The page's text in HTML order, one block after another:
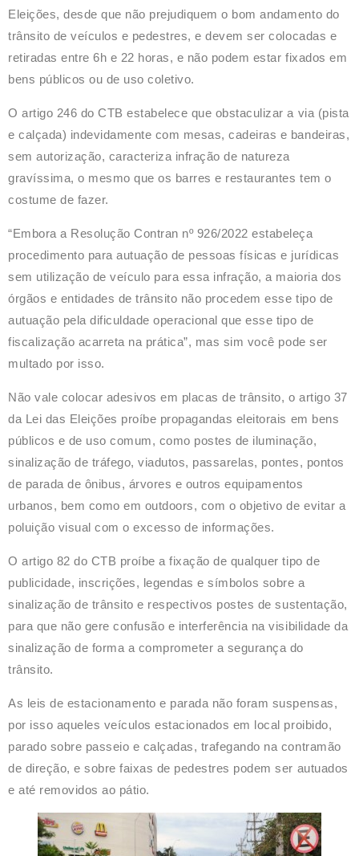
Eleições, desde que não prejudiquem o bom andamento do
trânsito de veículos e pedestres, e devem ser colocadas e
retiradas entre 6h e 22 horas, e não podem estar fixados em
bens públicos ou de uso coletivo.
O artigo 246 do CTB estabelece que obstaculizar a via (pista
e calçada) indevidamente com mesas, cadeiras e bandeiras,
sem autorização, caracteriza infração de natureza
gravíssima, o mesmo que os barres e restaurantes tem o
costume de fazer.
“Embora a Resolução Contran nº 926/2022 estabeleça
procedimento para autuação de pessoas físicas e jurídicas
sem utilização de veículo para essa infração, a maioria dos
órgãos e entidades de trânsito não procedem esse tipo de
autuação pela dificuldade operacional que esse tipo de
fiscalização acarreta na prática”, mas sim você pode ser
multado por isso.
Não vale colocar adesivos em placas de trânsito, o artigo 37
da Lei das Eleições proíbe propagandas eleitorais em bens
públicos e de uso comum, como postes de iluminação,
sinalização de tráfego, viadutos, passarelas, pontes, pontos
de parada de ônibus, árvores e outros equipamentos
urbanos, bem como em outdoors, com o objetivo de evitar a
poluição visual com o excesso de informações.
O artigo 82 do CTB proíbe a fixação de qualquer tipo de
publicidade, inscrições, legendas e símbolos sobre a
sinalização de trânsito e respectivos postes de sustentação,
para que não gere confusão e interferência na visibilidade da
sinalização de forma a comprometer a segurança do
trânsito.
As leis de estacionamento e parada não foram suspensas,
por isso aqueles veículos estacionados em local proibido,
parado sobre passeio e calçadas, trafegando na contramão
de direção, e sobre faixas de pedestres podem ser autuados
e até removidos ao pátio.